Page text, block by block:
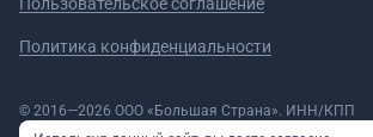
Политика конфиденциальности
© 2016—2026 ООО «Большая Страна». ИНН/КПП
5908078160/590801001 ОГРН 1185958020533